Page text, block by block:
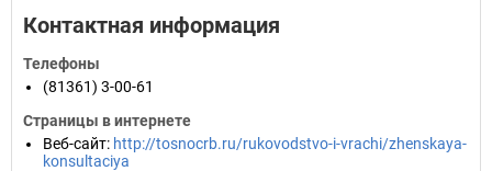
Контактная информация
Телефоны
(81361) 3-00-61
Страницы в интернете
Веб-сайт: http://tosnocrb.ru/rukovodstvo-i-vrachi/zhenskaya-
konsultaciya